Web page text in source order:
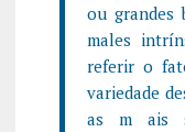
ou grandes
males
referir o
variedade
as m ais